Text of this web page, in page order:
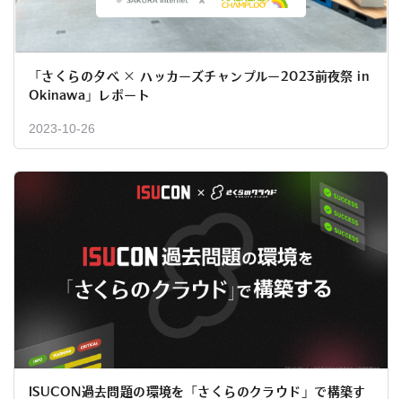
「さくらの夕べ × ハッカーズチャンプルー2023前夜祭 in
Okinawa」レポート
2023-10-26
ISUCON過去問題の環境を「さくらのクラウド」で構築す